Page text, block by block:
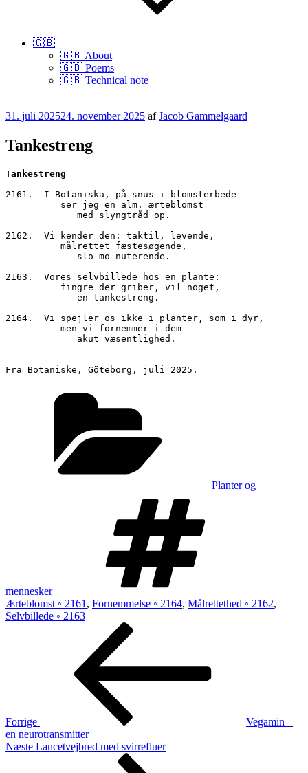
🇬🇧
🇬🇧 About
🇬🇧 Poems
🇬🇧 Technical note
Udgivet
31. juli 202524. november 2025 afJacob Gammelgaard
Tankestreng
Tankestreng
2161.  I Botaniska, på snus i blomsterbede
          ser jeg en alm. ærteblomst
             med slyngtråd op.
2162.  Vi kender den: taktil, levende,
          målrettet fæstesøgende,
             slo-mo nuterende.
2163.  Vores selvbillede hos en plante:
          fingre der griber, vil noget,
             en tankestreng.
2164.  Vi spejler os ikke i planter, som i dyr,
          men vi fornemmer i dem
             akut væsentlighed.
Fra Botaniske, Göteborg, juli 2025.
Planter og
mennesker
Ærteblomst ◦ 2161 , Fornemmelse ◦ 2164, Målrettethed ◦ 2162,
Selvbillede ◦ 2163
Indlægsnavigation
Forrige
Vegamin –
en neurotransmitter
Næste
Næste Lancetvejbred med svirrefluer